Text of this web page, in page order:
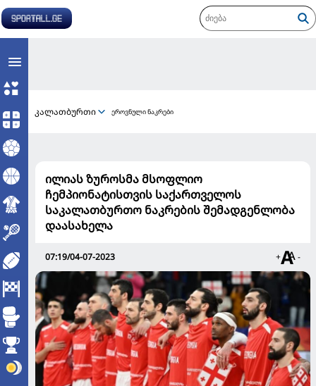
კალათბურთი ეროვნული ნაკრები
ილიას ზუროსმა მსოფლიო
ჩემპიონატისთვის საქართველოს
საკალათბურთო ნაკრების შემადგენლობა
დაასახელა
07:19/04-07-2023 + -